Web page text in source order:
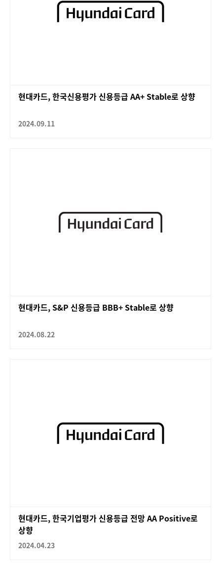
현대카드, 한국신용평가 신용등급 AA+ Stable로 상향
2024.09.11
현대카드, S&P 신용등급 BBB+ Stable로 상향
2024.08.22
현대카드, 한국기업평가 신용등급 전망 AA Positive로
상향
2024.04.23